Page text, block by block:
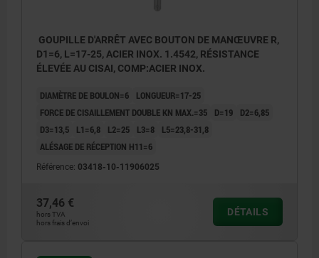
GOUPILLE D'ARRÊT AVEC BOUTON DE MANŒUVRE R,
D1=6, L=17-25, ACIER INOX. 1.4542, RÉSISTANCE
ÉLEVÉE AU CISAI, COMP:ACIER INOX.
DIAMÈTRE DE BOULON=6
LONGUEUR=17-25
FORCE DE CISAILLEMENT DOUBLE KN MAX.=35
D=19
D2=6,85
D3=13,5
L1=6,8 L2=25 L3=8
L5=23,8-31,8
ALÉSAGE DE RÉCEPTION H11=6
Référence: 03418-10-11906025
37,46 €
hors TVA
hors frais d’envoi
DÉTAILS